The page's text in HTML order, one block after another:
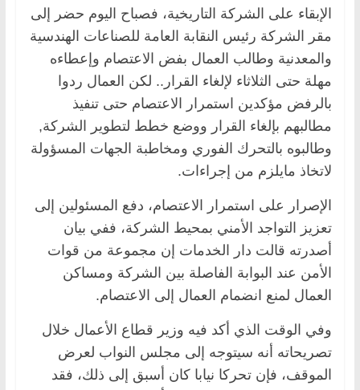
الإبقاء على الشركة التاريخية، فصباح اليوم حضر إلى
مقر الشركة رئيس النقابة العامة للصناعات الهندسية
والمعدنية وطالب العمال بفض الاعتصام وإعطاءه
مهلة حتى الثلاثاء لإلغاء القرار.. لكن العمال ردوا
بالرفض مؤكدين استمرار الاعتصام حتى تنفيذ
مطالبهم بإلغاء القرار ووضع خطط لتطوير الشركة,
وطالبوه بالتحرك الفوري ومخاطبة الجهات المسؤولة
لاتخاذ مايلزم من إجراءات.
الإصرار على استمرار الاعتصام، دفع المسئولين إلى
تعزيز التواجد الأمني بمحيط الشركة، ففي بيان
أصدرته قالت دار الخدمات إن مجموعة من قوات
الأمن عند البوابة الفاصلة بين الشركة ومساكن
العمال لمنع انضمام العمال إلى الاعتصام.
وفي الوقت الذي أكد فيه وزير قطاع الأعمال خلال
تصريحاته أنه سيتوجه إلى مجلس النواب لعرض
الموقف، فإن تحركا نيابا كان أسبق إلى ذلك، فقد